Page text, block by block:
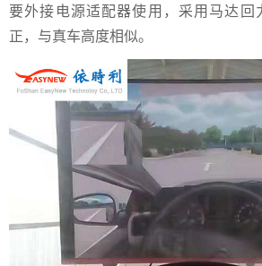
要外接电源适配器使用，采用马达回
正，与真车高度相似。